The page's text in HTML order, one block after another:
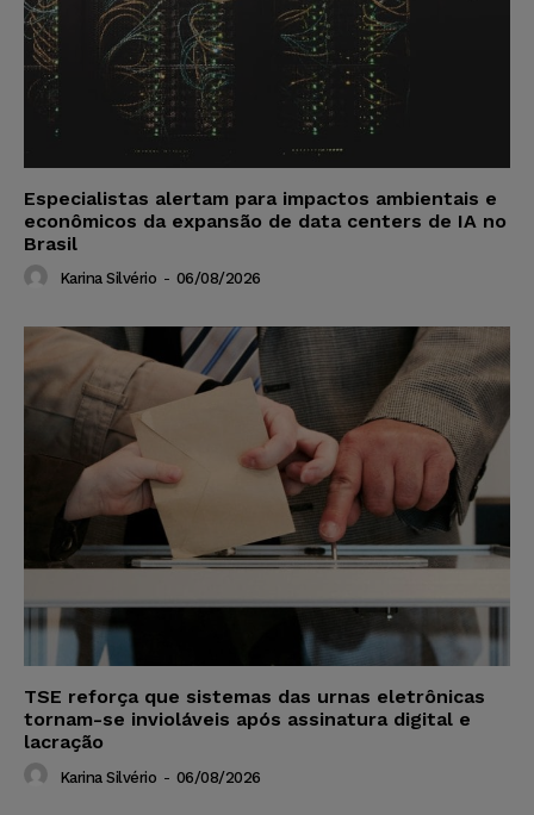
Especialistas alertam para impactos ambientais e
econômicos da expansão de data centers de IA no
Brasil
Karina Silvério - 06/08/2026
TSE reforça que sistemas das urnas eletrônicas
tornam-se invioláveis após assinatura digital e
lacração
Karina Silvério - 06/08/2026